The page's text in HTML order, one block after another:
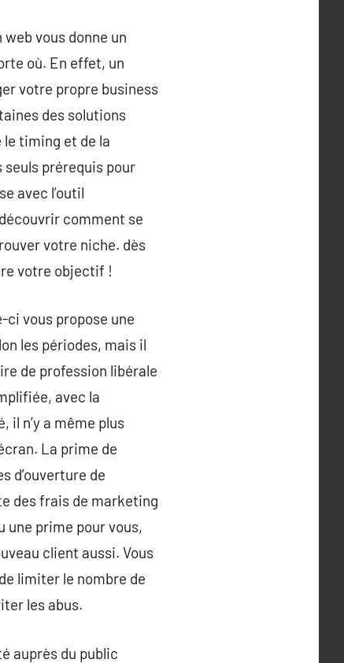
vous donne un
où. En effet, un
votre propre business
des solutions
timing et de la
seuls prérequis pour
avec l’outil
comment se
votre niche. dès
votre objectif !
ci vous propose une
les périodes, mais il
de profession libérale
avec la
n’y a même plus
La prime de
d’ouverture de
des frais de marketing
une prime pour vous,
client aussi. Vous
limiter le nombre de
les abus.
auprès du public